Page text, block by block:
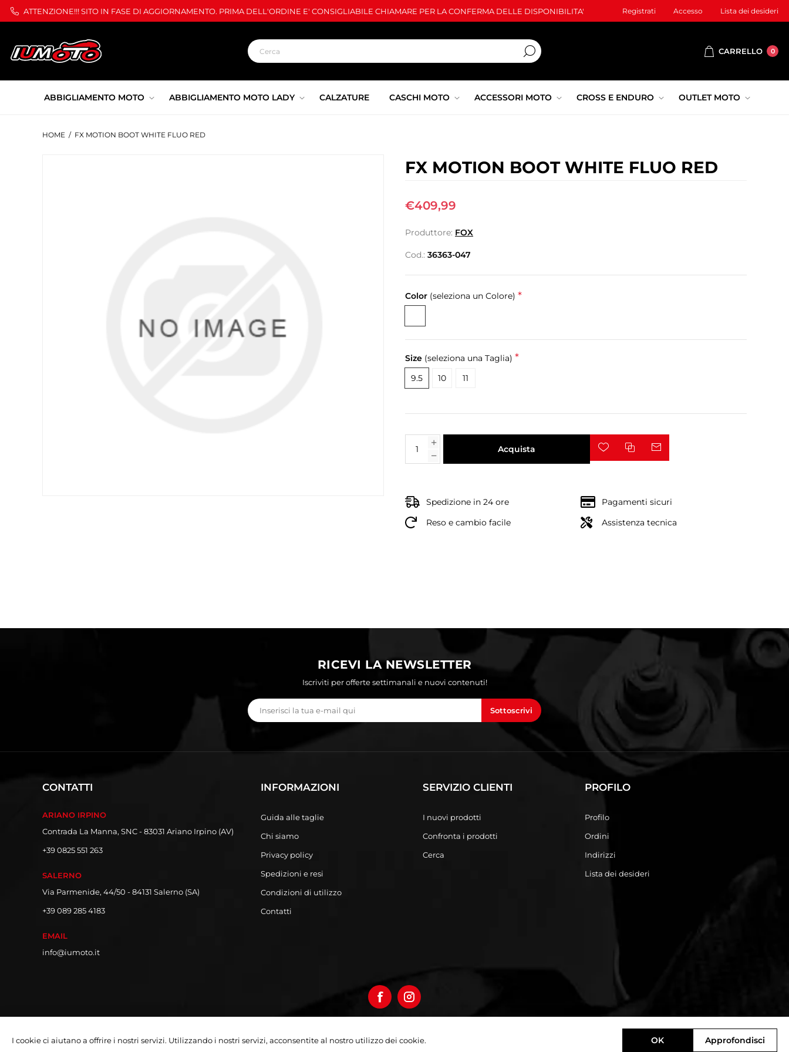
ATTENZIONE!!! SITO IN FASE DI AGGIORNAMENTO. PRIMA DELL'ORDINE E' CONSIGLIABILE CHIAMARE PER LA CONFERMA DELLE DISPONIBILITA' Registrati Accesso Lista dei desideri
CARRELLO 0
ABBIGLIAMENTO MOTO ABBIGLIAMENTO MOTO LADY CALZATURE CASCHI MOTO ACCESSORI MOTO CROSS E ENDURO OUTLET MOTO
HOME / FX MOTION BOOT WHITE FLUO RED
FX MOTION BOOT WHITE FLUO RED
€409,99
Produttore: FOX
Cod.: 36363-047
Color (seleziona un Colore) *
Size (seleziona una Taglia) *
9.5 10 11
Acquista
Spedizione in 24 ore
Pagamenti sicuri
Reso e cambio facile
Assistenza tecnica
RICEVI LA NEWSLETTER
Iscriviti per offerte settimanali e nuovi contenuti!
Sottoscrivi
CONTATTI
ARIANO IRPINO
Contrada La Manna, SNC - 83031 Ariano Irpino (AV)
+39 0825 551 263
SALERNO
Via Parmenide, 44/50 - 84131 Salerno (SA)
+39 089 285 4183
EMAIL
info@iumoto.it
INFORMAZIONI
Guida alle taglie
Chi siamo
Privacy policy
Spedizioni e resi
Condizioni di utilizzo
Contatti
SERVIZIO CLIENTI
I nuovi prodotti
Confronta i prodotti
Cerca
PROFILO
Profilo
Ordini
Indirizzi
Lista dei desideri
I cookie ci aiutano a offrire i nostri servizi. Utilizzando i nostri servizi, acconsentite al nostro utilizzo dei cookie. OK Approfondisci